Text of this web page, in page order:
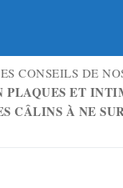
CONSEILS DE
PLAQUES ET
CÂLINS À NE